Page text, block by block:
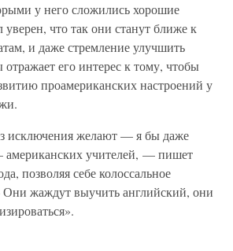
у него сложились хорошие
что так они станут ближе к
и даже стремление улучшить
отражает его интерес к тому, чтобы
проамериканских настроений у
исключения желают — я бы даже
американских учителей, — пишет
позволяя себе колоссальное
жаждут выучить английский, они